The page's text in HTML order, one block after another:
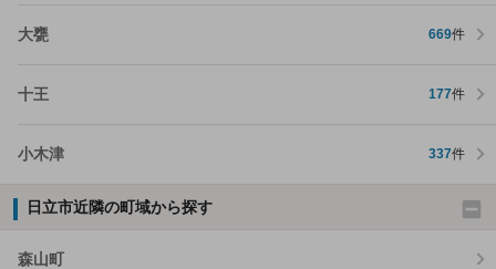
大甕 669件
十王 177件
小木津 337件
日立市近隣の町域から探す
森山町